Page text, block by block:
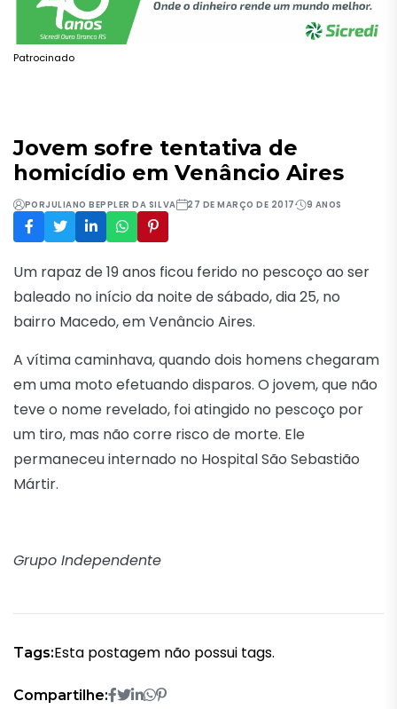
Patrocinado
Jovem sofre tentativa de
homicídio em Venâncio Aires
PORJULIANO BEPPLER DA SILVA 27 DE MARÇO DE 2017 9 ANOS
Um rapaz de 19 anos ficou ferido no pescoço ao ser
baleado no início da noite de sábado, dia 25, no
bairro Macedo, em Venâncio Aires.
A vítima caminhava, quando dois homens chegaram
em uma moto efetuando disparos. O jovem, que não
teve o nome revelado, foi atingido no pescoço por
um tiro, mas não corre risco de morte. Ele
permaneceu internado no Hospital São Sebastião
Mártir.
Grupo Independente
Tags:Esta postagem não possui tags.
Compartilhe: